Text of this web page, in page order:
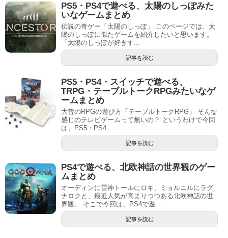
PS5・PS4で遊べる、太陽のしっぽみた
いなゲームまとめ
伝説の奇ゲー「太陽のしっぽ」 このページでは、太
陽のしっぽに似たゲームを紹介したいと思います。
「太陽のしっぽが好きす...
記事を読む
PS5・PS4・スイッチで遊べる、
TRPG・テーブルトークRPGみたいなゲ
ームまとめ
大昔のRPGの遊び方「テーブルトークRPG」 そんな
感じのテレビゲームって無いの？ というわけで今回
は、PS5・PS4...
記事を読む
PS4で遊べる、北欧神話の世界観のゲー
ムまとめ
オーディンに雷神トールにロキ、ミョルニルにラグ
ナロクと、最近人気が高まりつつある北欧神話の世
界観。 そこで今回は、PS4で遊...
記事を読む